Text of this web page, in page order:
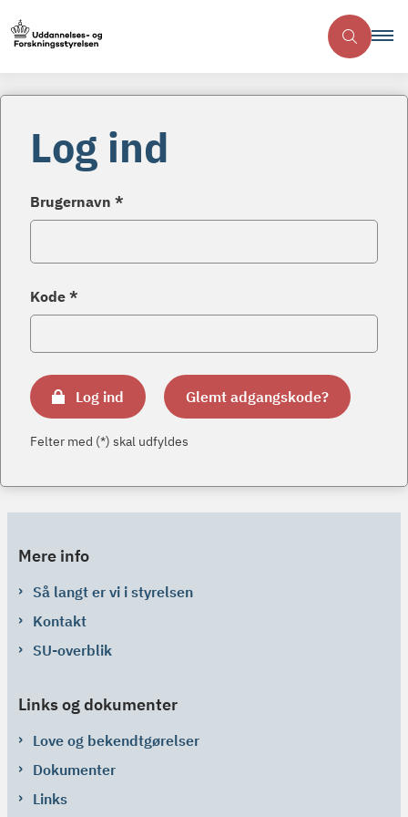
Log ind
Brugernavn *
Kode *
Log ind Glemt adgangskode?
Felter med (*) skal udfyldes
Mere info
Så langt er vi i styrelsen
Kontakt
SU-overblik
Links og dokumenter
Love og bekendtgørelser
Dokumenter
Links